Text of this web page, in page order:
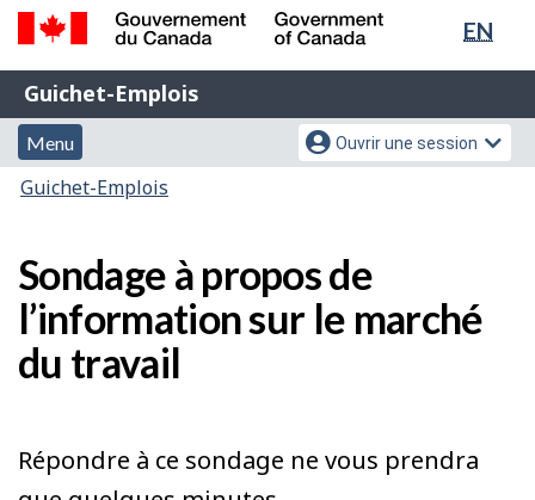
Passer
principal
Passer
version
HTML
simplifiée
de
EN
Gouvernement
du
Canada
Government
of
Guichet-
Emplois
Guichet-Emplois
Menu
et
recherche
Menu
Menu
des
paramètres
compte
Ouvrir une session
Vous
ici
Guichet-Emplois
Sondage à propos de
l’information sur le marché
du travail
Répondre à ce sondage ne vous prendra